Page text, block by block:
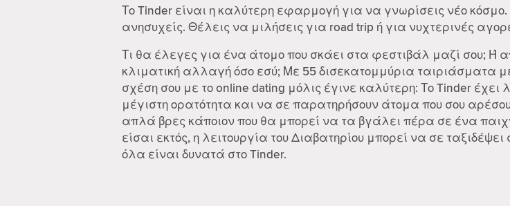
Το Tinder είναι η καλύτερη εφαρμογή για να γνωρίσεις νέο
ανησυχείς. Θέλεις να μιλήσεις για road trip ή για νυχτερινές
Τι θα έλεγες για ένα άτομο που σκάει στα φεστιβάλ μαζί σου; Ή
κλιματική αλλαγή όσο εσύ; Με 55 δισεκατομμύρια ταιριάσματα
σχέση σου με το online dating μόλις έγινε καλύτερη: Το Tinder έχει
μέγιστη ορατότητα και να σε παρατηρήσουν άτομα που σου
απλά βρες κάποιον που θα μπορεί να τα βγάλει πέρα σε ένα
είσαι εκτός, η λειτουργία του Διαβατηρίου μπορεί να σε
όλα είναι δυνατά στο Tinder.